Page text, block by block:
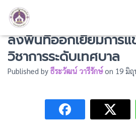
รองนายกเทศมนตรีเมือ
ลงพื้นที่ออกเยี่ยมการ
วิชาการระดับเทศบาล
Published by ธีระวัฒน์ วารีรักษ์on 19 มิ